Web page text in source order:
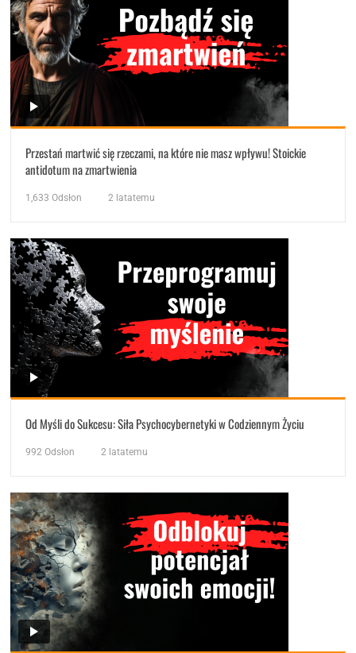
Przestań martwić się rzeczami, na które nie masz wpływu! Stoickie
antidotum na zmartwienia
1,633 Odsłon 2 latatemu
Od Myśli do Sukcesu: Siła Psychocybernetyki w Codziennym Życiu
992 Odsłon 2 latatemu